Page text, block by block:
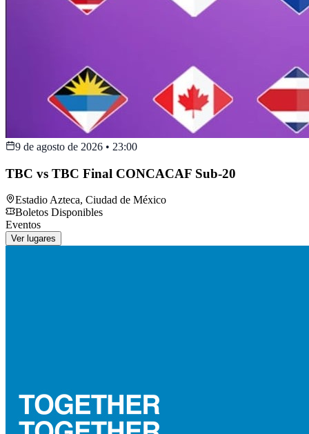
9 de agosto de 2026 • 23:00
TBC vs TBC Final CONCACAF Sub-20
Estadio Azteca, Ciudad de México
Boletos Disponibles
Eventos
Ver lugares